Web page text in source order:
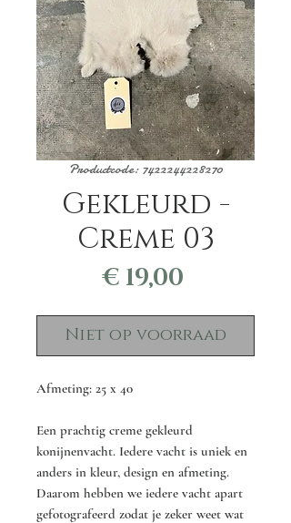
Productcode: 7422244228270
Gekleurd -
Creme 03
€ 19,00
Niet op voorraad
Afmeting: 25 x 40
Een prachtig creme gekleurd
konijnenvacht. Iedere vacht is uniek en
anders in kleur, design en afmeting.
Daarom hebben we iedere vacht apart
gefotografeerd zodat je zeker weet wat